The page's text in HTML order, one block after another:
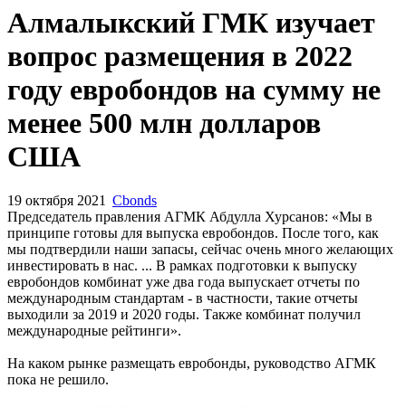
к интересующим данным
Алмалыкский ГМК изучает
вопрос размещения в 2022
году евробондов на сумму не
США
19 октября 2021 Cbonds
Председатель правления АГМК Абдулла Хурсанов: «Мы в
принципе готовы для выпуска евробондов. После того, как
мы подтвердили наши запасы, сейчас очень много желающих
инвестировать в нас. ... В рамках подготовки к выпуску
международным стандартам - в частности, такие отчеты
выходили за 2019 и 2020 годы. Также комбинат получил